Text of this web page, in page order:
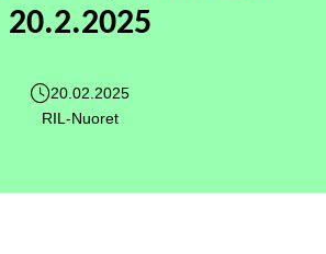
20.2.2025
20.02.2025
RIL-Nuoret